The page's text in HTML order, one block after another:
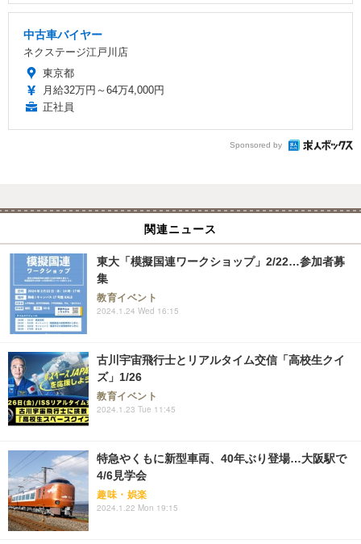
中古車バイヤー
ネクステージ江戸川店
東京都
月給32万円～64万4,000円
正社員
Sponsored by
関連ニュース
東大「模擬国連ワークショップ」2/22…参加者募
集
教育イベント
2024.1.24 Wed 16:15
古川宇宙飛行士とリアルタイム交信「高校生クイ
ズ」1/26
教育イベント
2024.1.23 Tue 11:45
特急やくもに新型車両、40年ぶり登場…大阪駅で
4/6見学会
趣味・娯楽
2024.1.22 Mon 19:15